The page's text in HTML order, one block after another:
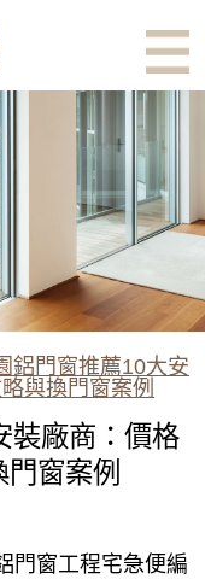
鋁門窗推薦10大安
與換門窗案例
裝廠商：價格
窗案例
施工流程圖,桃園
門窗工程宅急便編